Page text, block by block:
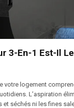
3-En-1 Est-Il
logement
L’aspiration
séchés ni les fines